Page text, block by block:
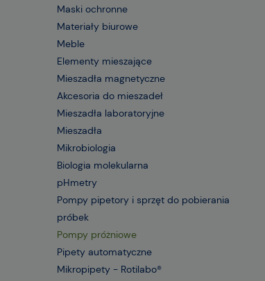
Maski ochronne
Materiały biurowe
Meble
Elementy mieszające
Mieszadła magnetyczne
Akcesoria do mieszadeł
Mieszadła laboratoryjne
Mieszadła
Mikrobiologia
Biologia molekularna
pHmetry
Pompy pipetory i sprzęt do pobierania
próbek
Pompy próżniowe
Pipety automatyczne
Mikropipety - Rotilabo®